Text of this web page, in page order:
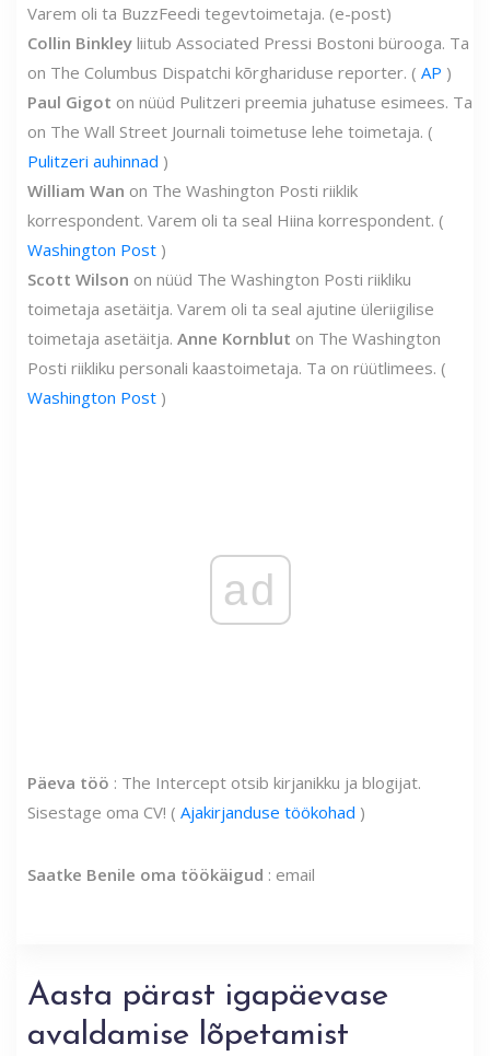
Varem oli ta BuzzFeedi tegevtoimetaja. (e-post)
Collin Binkley liitub Associated Pressi Bostoni bürooga. Ta
on The Columbus Dispatchi kõrghariduse reporter. ( AP )
Paul Gigot on nüüd Pulitzeri preemia juhatuse esimees. Ta
on The Wall Street Journali toimetuse lehe toimetaja. (
Pulitzeri auhinnad )
William Wan on The Washington Posti riiklik
korrespondent. Varem oli ta seal Hiina korrespondent. (
Washington Post )
Scott Wilson on nüüd The Washington Posti riikliku
toimetaja asetäitja. Varem oli ta seal ajutine üleriigilise
toimetaja asetäitja. Anne Kornblut on The Washington
Posti riikliku personali kaastoimetaja. Ta on rüütlimees. (
Washington Post )
ad
Päeva töö : The Intercept otsib kirjanikku ja blogijat.
Sisestage oma CV! ( Ajakirjanduse töökohad )
Saatke Benile oma töökäigud : email
Aasta pärast igapäevase
avaldamise lõpetamist